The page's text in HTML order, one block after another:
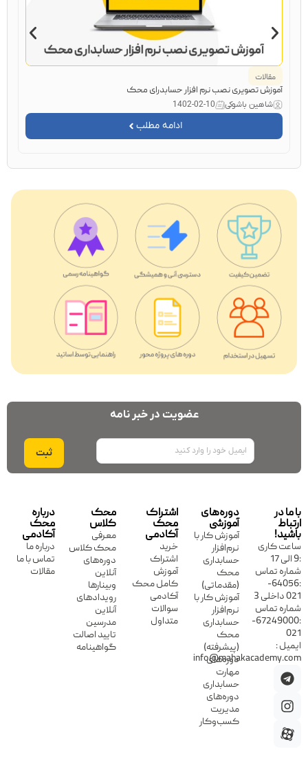
مقالات
آموزش تصویری نصب نرم افزار حسابدرای محک
شاهین باشوکی 1402-02-10
ادامه مطلب
عضویت در خبر نامه
ایمیل
با ما در
ارتباط
باشید!
ساعت کاری
:9 الی 17
شماره تماس
:64056-
021 داخلی 3
شماره تماس
:67249000-
021
ایمیل :
info@mahakacademy.com
دوره‌های
آموزشی
آموزش کار با
نرم‌افزار
حسابداری
محک
(مقدماتی)
آموزش کار با
نرم‌افزار
حسابداری
محک
(پیشرفته)
دوره‌های
مهارت
حسابداری
دوره‌های
مدیریت
کسب‌وکار
اشتراک
محک
آکادمی
خرید
اشتراک
آموزش
کامل محک
آکادمی
سوالات
متداول
محک
کلاس
معرفی
محک کلاس
دوره‌های
آنلاین
وبینارها
رویدادهای
آنلاین
مدرسین
تایید اصالت
گواهینامه
درباره
محک
آکادمی
درباره ما
تماس با ما
مقالات